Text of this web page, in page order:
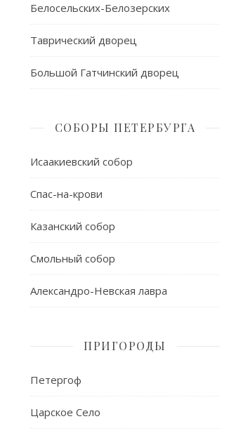
Белосельских-Белозерских
Таврический дворец
Большой Гатчинский дворец
СОБОРЫ ПЕТЕРБУРГА
Исаакиевский собор
Спас-на-крови
Казанский собор
Смольный собор
Александро-Невская лавра
ПРИГОРОДЫ
Петергоф
Царское Село